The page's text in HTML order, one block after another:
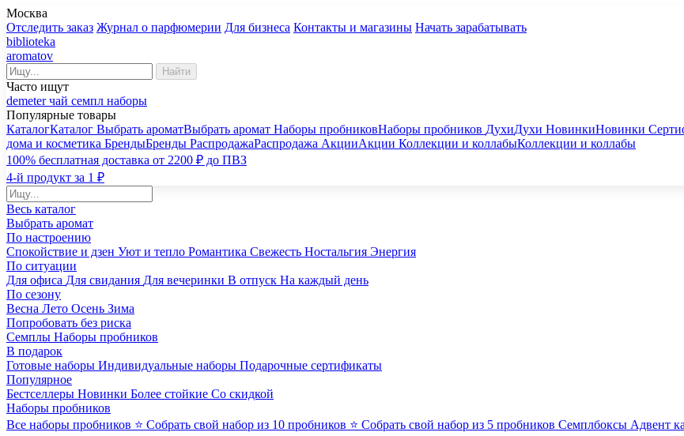
Москва
Отследить заказ Журнал о парфюмерии Для бизнеса Контакты и магазины Начать зарабатывать
biblioteka
aromatov
Найти
Часто ищут
demeterчай семпл наборы
Популярные товары
КаталогКаталог Выбрать ароматВыбрать аромат Наборы пробниковНаборы пробников ДухиДухи НовинкиНовинки
дома и косметика БрендыБренды РаспродажаРаспродажа АкцииАкции Коллекции и коллабыКоллекции и коллабы
100% бесплатная доставка от 2200 ₽ до ПВЗ
4-й продукт за 1 ₽
Весь каталог
Выбрать аромат
По настроению
Спокойствие и дзен Уют и тепло Романтика Свежесть Ностальгия Энергия
По ситуации
Для офиса Для свидания Для вечеринки В отпуск На каждый день
По сезону
Весна Лето Осень Зима
Попробовать без риска
Семплы Наборы пробников
В подарок
Готовые наборы Индивидуальные наборы Подарочные сертификаты
Популярное
Бестселлеры Новинки Более стойкие Со скидкой
Наборы пробников
Все наборы пробников ⭐ Собрать свой набор из 10 пробников ⭐ Собрать свой набор из 5 пробников Семплбоксы Адвент